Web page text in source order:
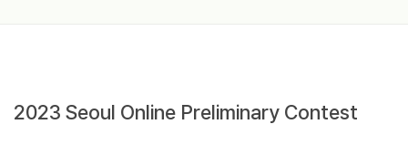
2023 Seoul Online Preliminary Contest